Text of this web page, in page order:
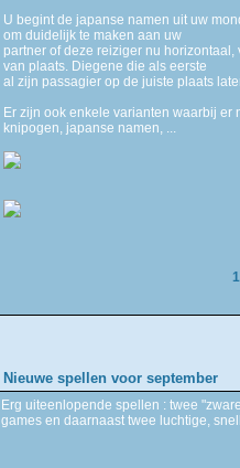
U begint de japanse namen uit uw
om duidelijk te maken aan uw
partner of deze reiziger nu
van plaats. Diegene die als eerste
al zijn passagier op de juiste plaats
Er zijn ook enkele varianten waarbij er
knipogen, japanse namen, ...
Nieuwe spellen voor september
Erg uiteenlopende spellen : twee
games en daarnaast twee luchtige,